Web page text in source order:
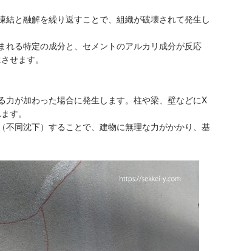
結と融解を繰り返すことで、組織が破壊されて発生し
れる特定の成分と、セメントのアルカリ成分が反応
せます。
力が加わった場合に発生します。柱や梁、壁などにX
す。
不同沈下）することで、建物に無理な力がかかり、基